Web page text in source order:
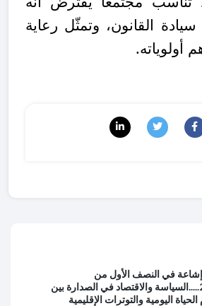
القانون، وتمثّل رعاية
أولوياته.
697 إشاعة في النصف الأول من
2026.....السياسة والاقتصاد في الصدارة بين
اليومية والتوترات الإقليمية